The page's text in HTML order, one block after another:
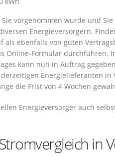
vorgenommen wurde und
Energieversorgern.
als ebenfalls von guten
Online-Formular durchführen.
kann nun in Auftrag
Energielieferanten
die Frist von 4 Wochen
Energieversorger auch
in